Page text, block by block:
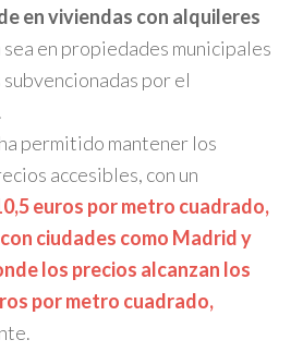
en viviendas con alquileres
sea en propiedades municipales
por el
permitido mantener los
accesibles, con un
euros por metro cuadrado,
ciudades como Madrid y
los precios alcanzan los
por metro cuadrado,